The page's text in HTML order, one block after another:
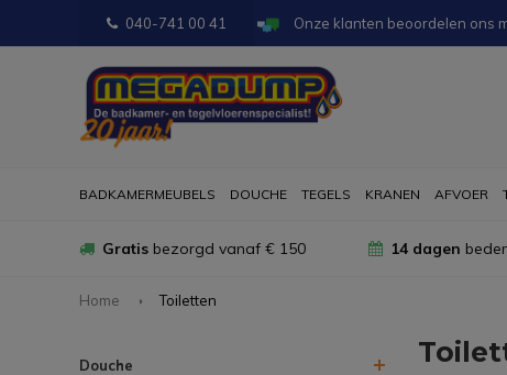
040-741 00 41 Onze klanten beoordelen ons
BADKAMERMEUBELS DOUCHE TEGELS KRANEN AFVOER
Gratis bezorgd vanaf € 150 14 dagen
Home Toiletten
Douche